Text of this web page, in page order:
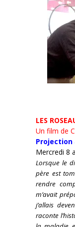
LES
Un film de
Projection
Mercredi 8
Lorsque le
père est
rendre
m’avait
j’allais
raconte